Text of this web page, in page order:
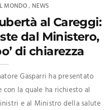
MONDO, NEWS
al Careggi:
dal Ministero,
di chiarezza
Gasparri ha presentato
con la quale ha richiesto al
e al Ministro della salute